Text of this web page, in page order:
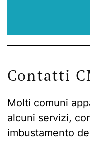
Contatti
Molti comuni
alcuni servizi,
imbustamento